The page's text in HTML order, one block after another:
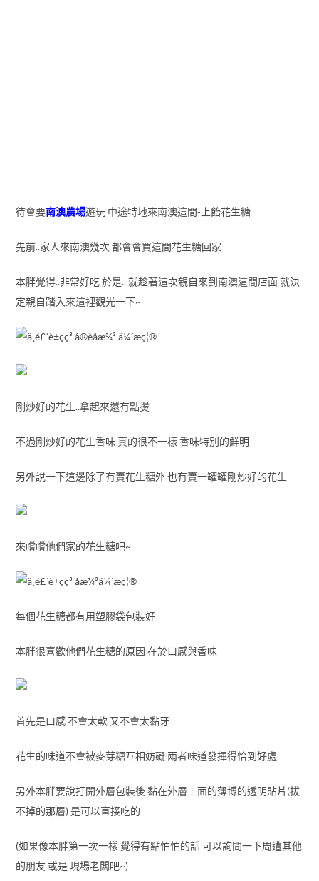
待會要南澳農場遊玩 中途特地來南澳這間-上飴花生糖
先前..家人來南澳幾次 都會會買這間花生糖回家
本胖覺得..非常好吃 於是.. 就趁著這次親自來到南澳這間店面 就決
定親自踏入來這裡觀光一下~
剛炒好的花生..拿起來還有點燙
不過剛炒好的花生香味 真的很不一樣 香味特別的鮮明
另外說一下這邊除了有賣花生糖外 也有賣一罐罐剛炒好的花生
來嚐嚐他們家的花生糖吧~
每個花生糖都有用塑膠袋包裝好
本胖很喜歡他們花生糖的原因 在於口感與香味
首先是口感 不會太軟 又不會太黏牙
花生的味道不會被麥芽糖互相妨礙 兩者味道發揮得恰到好處
另外本胖要說打開外層包裝後 黏在外層上面的薄博的透明貼片(拔
不掉的那層) 是可以直接吃的
(如果像本胖第一次一樣 覺得有點怕怕的話 可以詢問一下周遭其他
的朋友 或是 現場老闆吧~)